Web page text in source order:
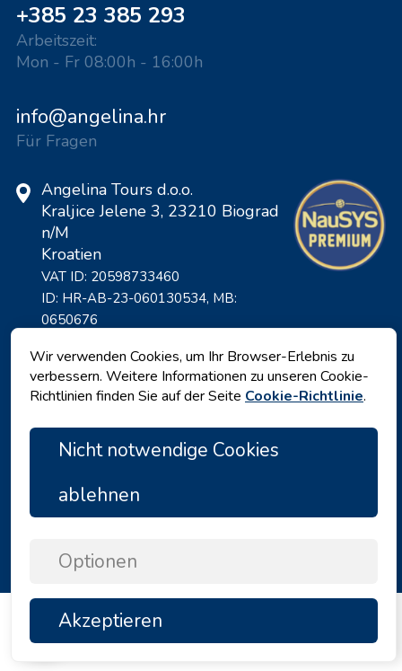
+385 23 385 293
Arbeitszeit:
Mon - Fr 08:00h - 16:00h
info@angelina.hr
Für Fragen
Angelina Tours d.o.o.
Kraljice Jelene 3, 23210 Biograd
n/M
Kroatien
VAT ID: 20598733460
ID: HR-AB-23-060130534, MB:
0650676
Copyright © 2026 by Angelina Tours d.o.o.
Wir verwenden Cookies, um Ihr Browser-Erlebnis zu
verbessern. Weitere Informationen zu unseren Cookie-
Richtlinien finden Sie auf der Seite Cookie-Richtlinie.
Nicht notwendige Cookies
ablehnen
Optionen
Akzeptieren